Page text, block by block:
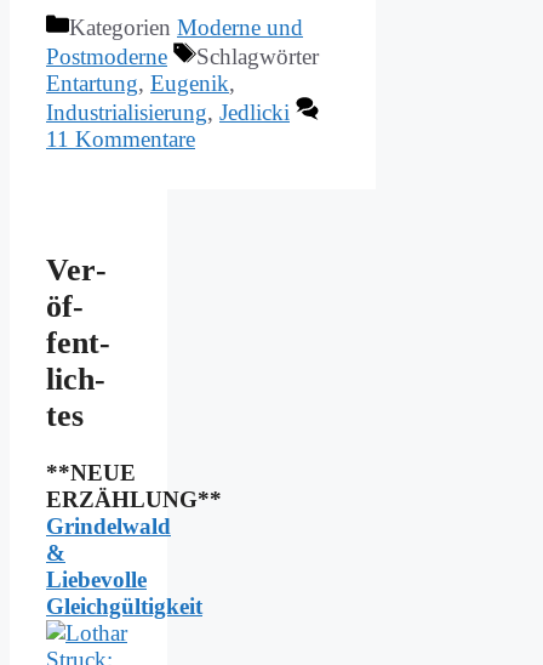
Kategorien Moderne und
Postmoderne
Schlagwörter
Entartung, Eugenik,
Industrialisierung, Jedlicki
11 Kommentare
Ver­
öf­
fent­
lich­
tes
**NEUE
ERZÄHLUNG**
Grindelwald
&
Liebevolle
Gleichgültigkeit